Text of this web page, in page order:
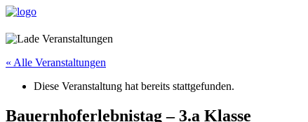
« Alle Veranstaltungen
Diese Veranstaltung hat bereits stattgefunden.
Bauernhoferlebnistag – 3.a Klasse